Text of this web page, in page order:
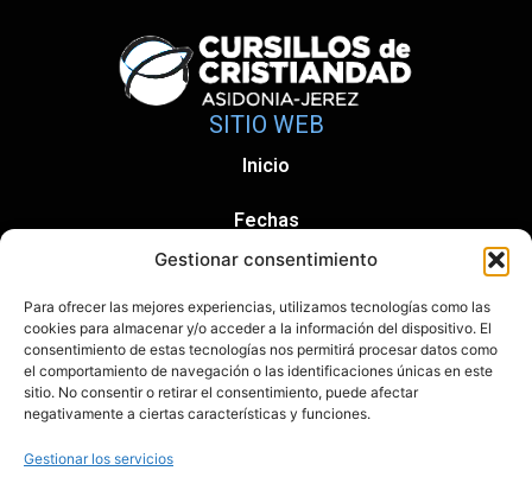
Gestionar consentimiento
Para ofrecer las mejores experiencias, utilizamos tecnologías como las
cookies para almacenar y/o acceder a la información del dispositivo. El
consentimiento de estas tecnologías nos permitirá procesar datos como
el comportamiento de navegación o las identificaciones únicas en este
sitio. No consentir o retirar el consentimiento, puede afectar
negativamente a ciertas características y funciones.
Gestionar los servicios
SITIO WEB
Inicio
Fechas
Información y Contacto
Política de Privacidad
Política de cookies (UE)
CONTACTO
Avenida Moscatel (Edificio Aries) 11404 Jerez de la